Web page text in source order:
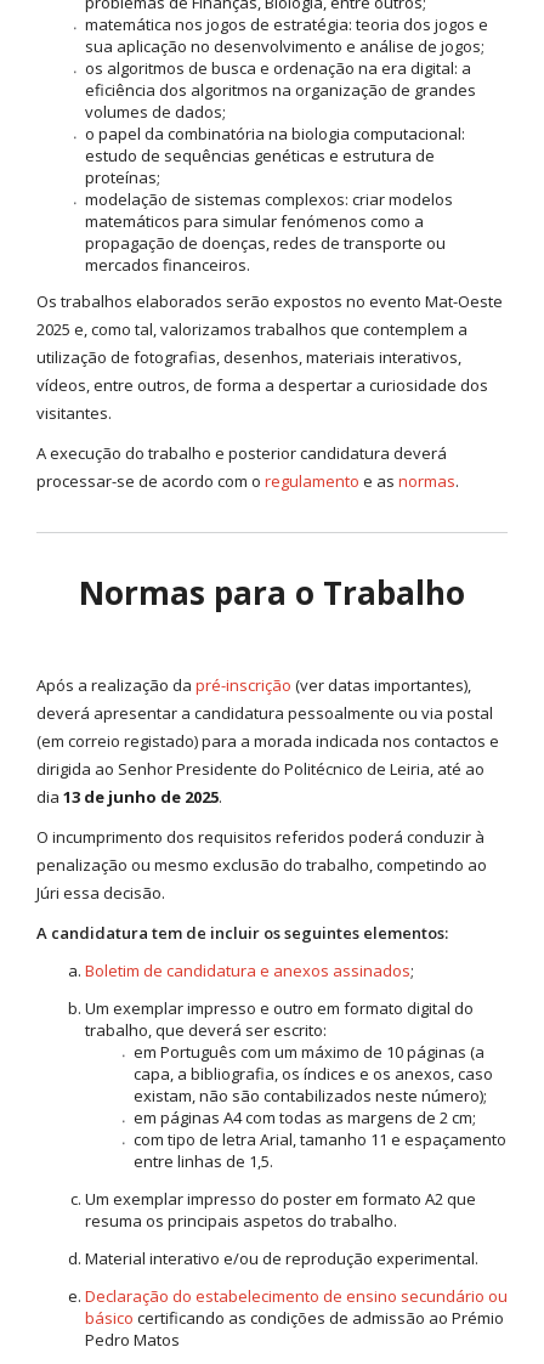
matemática nos jogos de estratégia: teoria dos jogos e
sua aplicação no desenvolvimento e análise de jogos;
os algoritmos de busca e ordenação na era digital: a
eficiência dos algoritmos na organização de grandes
volumes de dados;
o papel da combinatória na biologia computacional:
estudo de sequências genéticas e estrutura de
proteínas;
modelação de sistemas complexos: criar modelos
matemáticos para simular fenómenos como a
propagação de doenças, redes de transporte ou
mercados financeiros.
Os trabalhos elaborados serão expostos no evento Mat-Oeste
2025 e, como tal, valorizamos trabalhos que contemplem a
utilização de fotografias, desenhos, materiais interativos,
vídeos, entre outros, de forma a despertar a curiosidade dos
visitantes.
A execução do trabalho e posterior candidatura deverá
processar-se de acordo com o regulamento e as normas.
Normas para o Trabalho
Após a realização da pré-inscrição (ver datas importantes),
deverá apresentar a candidatura pessoalmente ou via postal
(em correio registado) para a morada indicada nos contactos e
dirigida ao Senhor Presidente do Politécnico de Leiria, até ao
dia 13 de junho de 2025.
O incumprimento dos requisitos referidos poderá conduzir à
penalização ou mesmo exclusão do trabalho, competindo ao
Júri essa decisão.
A candidatura tem de incluir os seguintes elementos:
Boletim de candidatura e anexos assinados;
Um exemplar impresso e outro em formato digital do
trabalho, que deverá ser escrito:
em Português com um máximo de 10 páginas (a
capa, a bibliografia, os índices e os anexos, caso
existam, não são contabilizados neste número);
em páginas A4 com todas as margens de 2 cm;
com tipo de letra Arial, tamanho 11 e espaçamento
entre linhas de 1,5.
Um exemplar impresso do poster em formato A2 que
resuma os principais aspetos do trabalho.
Material interativo e/ou de reprodução experimental.
Declaração do estabelecimento de ensino secundário ou
básico certificando as condições de admissão ao Prémio
Pedro Matos